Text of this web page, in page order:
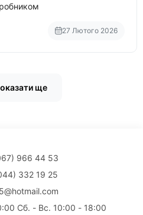
27 Лютого 2026
ще
966 44 53
332 19 25
Сб. - Вс. 10:00 - 18:00